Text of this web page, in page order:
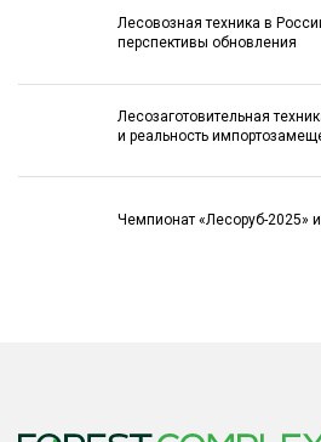
Лесовозная техника в
перспективы обновления
Лесозаготовительная
и реальность
Чемпионат «Лесоруб-2025»